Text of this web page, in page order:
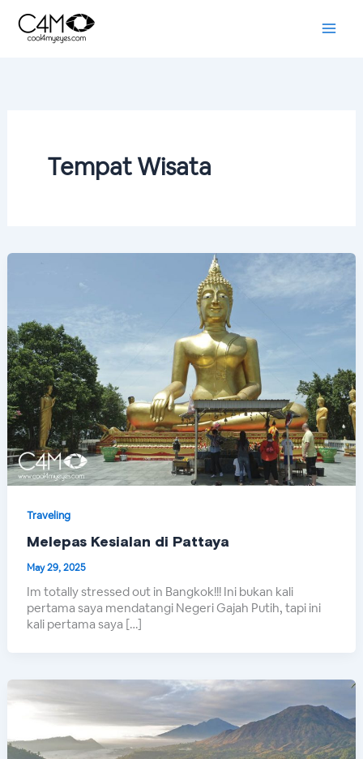
content
Tempat Wisata
Traveling
Melepas Kesialan di Pattaya
May 29, 2025
Im totally stressed out in Bangkok!!! Ini bukan kali
pertama saya mendatangi Negeri Gajah Putih, tapi ini
kali pertama saya […]